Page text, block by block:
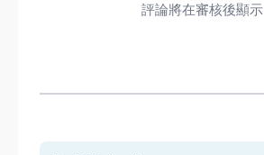
評論將在審核後顯示